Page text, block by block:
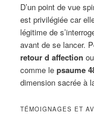
D’un point de vue
est privilégiée car
légitime de
avant de se lancer.
retour d affection
comme lepsaume
dimension sacrée à
TÉMOIGNAGES ET